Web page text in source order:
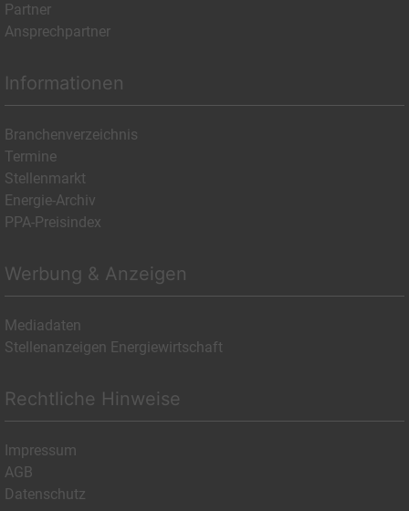
Partner
Ansprechpartner
Informationen
Branchenverzeichnis
Termine
Stellenmarkt
Energie-Archiv
PPA-Preisindex
Werbung & Anzeigen
Mediadaten
Stellenanzeigen Energiewirtschaft
Rechtliche Hinweise
Impressum
AGB
Datenschutz